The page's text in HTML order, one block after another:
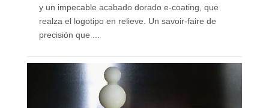
y un impecable acabado dorado e-coating, que
realza el logotipo en relieve. Un savoir-faire de
precisión que ...